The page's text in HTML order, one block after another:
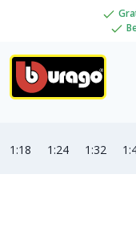
1:18 1:24 1:32